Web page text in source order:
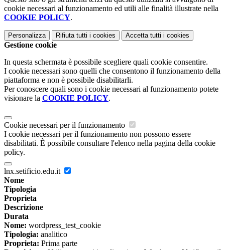
cookie necessari al funzionamento ed utili alle finalità illustrate nella
COOKIE POLICY.
Personalizza Rifiuta tutti i cookies Accetta tutti i cookies
Gestione cookie
In questa schermata è possibile scegliere quali cookie consentire.
I cookie necessari sono quelli che consentono il funzionamento della
piattaforma e non è possibile disabilitarli.
Per conoscere quali sono i cookie necessari al funzionamento potete
visionare la COOKIE POLICY.
Cookie necessari per il funzionamento
I cookie necessari per il funzionamento non possono essere
disabilitati. È possibile consultare l'elenco nella pagina della cookie
policy.
lnx.setificio.edu.it
Nome
Tipologia
Proprieta
Descrizione
Durata
Nome: wordpress_test_cookie
Tipologia: analitico
Proprieta: Prima parte